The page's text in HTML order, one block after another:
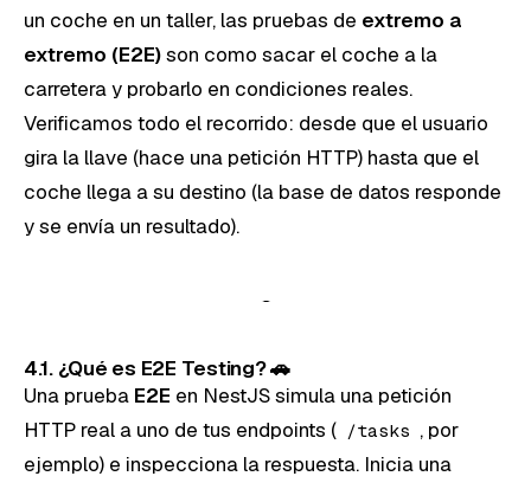
un coche en un taller, las pruebas de extremo a
extremo (E2E)son como sacar el coche a la
carretera y probarlo en condiciones reales.
Verificamos todo el recorrido: desde que el usuario
gira la llave (hace una petición HTTP) hasta que el
coche llega a su destino (la base de datos responde
y se envía un resultado).
4.1. ¿Qué es E2E Testing? 🚗
Una prueba E2E en NestJS simula una petición
HTTP real a uno de tus endpoints ( /tasks , por
ejemplo) e inspecciona la respuesta. Inicia una